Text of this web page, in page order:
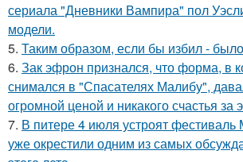
сериала "Дневники Вампира" пол
модели.
5. Таким образом, если бы избил -
6. Зак эфрон признался, что форма, в
снимался в "Спасателях Малибу",
огромной ценой и никакого счастья за
7. В питере 4 июля устроят фестиваль
уже окрестили одним из самых